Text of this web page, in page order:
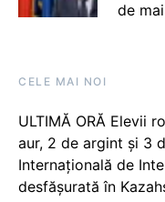
de
CELE MAI NOI
ULTIMĂ ORĂ Elevii
aur, 2 de argint și 3
Internațională de
desfășurată în